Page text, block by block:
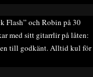
Flash” och Robin på 30
med sitt gitarrlir på låten:
till godkänt. Alltid kul för